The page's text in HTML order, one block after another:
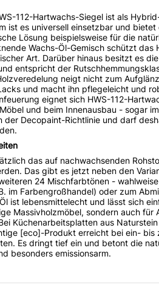
112-Hartwachs-Siegel ist als
ist es universell einsetzbar und
Lösung beispielsweise für die
Wachs-Öl-Gemisch schützt das
Art. Darüber hinaus besitzt es
entspricht der
neigt nicht zum
und macht ihn pflegeleicht und
eignet sich HWS-112-
und beim Innenausbau - sogar
der Decopaint-Richtlinie und darf
das auf nachwachsenden
Das gibt es jetzt neben den
24 Mischfarbtönen -
im Farbengroßhandel) oder zum
ist lebensmittelecht und lässt sich
Massivholzmöbel, sondern auch für
Küchenarbeitsplatten aus
[eco]-Produkt erreicht bei ein- bis
Es dringt tief ein und betont die
besonders emissionsarm.